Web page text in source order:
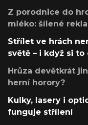
Z porodnice do
mléko: šílené
Střílet ve hrách
světě – i když si
Hrůza devětkrát
herní horory?
Kulky, lasery i
funguje střílení